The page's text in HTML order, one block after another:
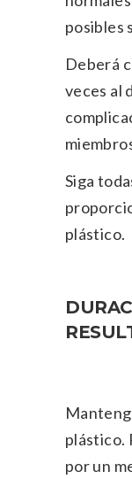
posibles
Deberá
veces al
Siga
plástico.
plástico.
por un